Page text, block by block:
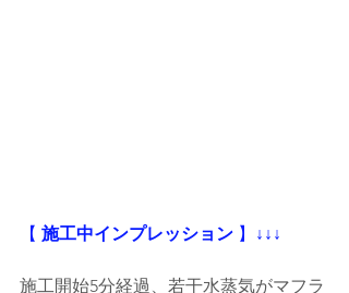
【 施工中インプレッション 】 ↓↓↓
施工開始5分経過、若干水蒸気がマフラ